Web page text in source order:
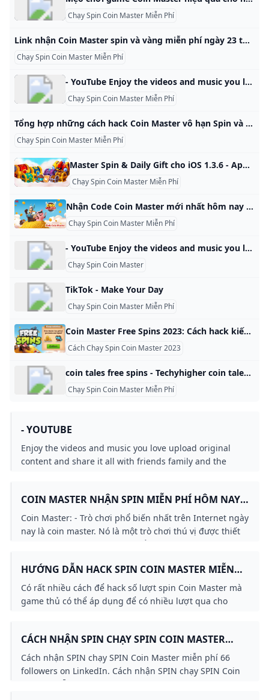
Chạy Spin Coin Master Miễn Phí
Link nhận Coin Master spin và vàng miễn phí ngày 23 tháng 10 mỗi ngày - PolyXGO Coin Master miễn phí vòng quay và vàng hôm nay ngày 23 tháng 10 Liên kết nhận spin được cập nhật mới mỗi ngày Game / Bởi An Nhiên Nếu bạn thắc mắc nhận spin coin master miễn phí ở đâu? hãy bookmark trang này lại nhé, tất cả link nhận spin Coin Master và vàng miễn phí hàng ngày đều tổng hợp trực tiếp từ nhà phát hành game Moon Active.
Chạy Spin Coin Master Miễn Phí
- YouTube Enjoy the videos and music you love, upload original content, and share it all with friends, family, and the world on YouTube.
Chạy Spin Coin Master Miễn Phí
Tổng hợp những cách hack Coin Master vô hạn Spin và Coin mới nhất 2024 Các cách hack spin Coin Master vô hạn đơn giản và hiệu quả được Motgame tổng hợp mới nhất tại đây sẽ giúp bạn sở hữu lượng lớn Spin và Vàng, từ đó xây dựng ngôi làng của bạn trở nên mạnh mẽ hơn bao giờ hết! Hoàng Phúc
Chạy Spin Coin Master Miễn Phí
Master Spin & Daily Gift cho iOS 1.3.6 - App nhận spin Coin Master miễn phí Master Spin & Daily Gift cho iOS, Master Spin & Daily Gift là ứng dụng nhận thưởng Vòng quay miễn phí (Spin) và và vàng, sau đó chuyển thẳng vào game Coin Master Tải về 4,4 (5) Beep! StudioMiễn phí 12.731 Ngày:04/07/2024Yêu cầu:iOS 11.0 trở lênGiới thiệuThông sốTải vềMaster Spin & Daily Gift cho iOS là ứng dụng nhận thưởng Vòng quay miễn phí (Spin) và và vàng, sau đó chuyển thẳng vào game Coin Master để người chơi sử dụng.
Chạy Spin Coin Master Miễn Phí
Nhận Code Coin Master mới nhất hôm nay 21/08/2024 Nguyễn Kim Blog Cách nhận spin miễn phí, 1000 spin link mới nhất, coin master free spin, code coin master tháng 8/2024, thưởng vàng miễn phí cập nhật mới nhất hàng ngày. TP.HCMHà NộiBình DươngHải PhòngĐồng NaiQuảng NinhBà Rịa - Vũng TàuThái NguyênLâm ĐồngPhú ThọBình ThuậnNam ĐịnhTiền GiangThanh HóaBến TreNghệ AnVĩnh LongThừa Thiên HuếTrà VinhĐà NẵngAn GiangQuảng NgãiCần ThơBình ĐịnhKiên GiangGia LaiBạc LiêuĐắk LắkCà MauKhánh HòaBắc GiangBắc KạnBắc NinhBình PhướcCao BằngHà GiangHà NamHà TĩnhHải DươngHậu GiangHòa BìnhHưng YênKon TumLai ChâuLạng SơnLào CaiLong AnNinh BìnhNinh ThuậnPhú YênQuảng BìnhQuảng NamQuảng TrịSóc TrăngSơn LaTây NinhThái BìnhTuyên QuangVĩnh PhúcYên BáiĐắk NôngĐiện BiênĐồng Tháp
Chạy Spin Coin Master Miễn Phí
- YouTube Enjoy the videos and music you love, upload original content, and share it all with friends, family, and the world on YouTube.
Chạy Spin Coin Master
TikTok - Make Your Day
Chạy Spin Coin Master Miễn Phí
Coin Master Free Spins 2023: Cách hack kiếm nhiều Spin nhất Coin Master Free Spins 2023 - Cách hack Coin Master mới nhất, Cách để có nhiều Spin trong Coin Master năm 2020. Hãy cùng tham khảo nhé. Thành Hưngthứ sáu 29-12-2023 11:23:42 +07:000 bình luận|Coin Master Free Spins 2023 - Cách hack Coin Master mới nhất, Cách để có nhiều Spin trong Coin Master năm 2020. Hãy cùng tham khảo nhé. Quảng cáo Coin Master là một game xây dựng kết hợp hành động rất hấp dẫn.
Cách Chạy Spin Coin Master 2023
coin tales free spins - Techyhigher coin tales free spins,coin tales free spin,coin tales free spin 2023,coin tales free spin link.Coin Tales Free Spins Online Social Game is one of the most popu by rajanr228 8 ball pool free coins Big fish Billionaire Casino Bingo bash Bingo blitz Board kings free rolls Caesars casino Cash Frenzy Slots Free Coins Cashman casino free coins Coin Master free spin coin tales free spins crazy fox free spins Dice Dreams Free Rolls Double down casino DoubleU Casino Game of Thrones Games Gametwist slots free coins Gaminator Slots Free Coins and Spins Gift Gin Rummy Stars Free Coins Goldfish slots free coins heart of vegas free coins Hit it rich game House of fun island king free spin and coin Jackpot Master Slots Free Coins Jackpot party casino game Jackpot World Free Coins lotsa slots free coins Match Masters Free Coins Booster Mgm live slots free coins Monopoly GO free dice Monopoly slots My Vegas Slots Free Chips Pet master free spins Piggy go free spin and coins Pirate king Poker heat free chips Pop slots Quick hit casino slot Scatter slots Slotomania Slotpark free coins solitaire grand harvest free coins willy Wonka slots free coins wizard of oz slots World series of poker Zynga poker
Chạy Spin Coin Master Miễn Phí
- YOUTUBE
Enjoy the videos and music you love upload original
content and share it all with friends family and the
COIN MASTER NHẬN SPIN MIỄN PHÍ HÔM NAY
NĂM 2024
Coin Master: - Trò chơi phổ biến nhất trên Internet ngày
nay là coin master. Nó là một trò chơi thú vị được thiết
kế cho mọi người ở mọi lứa tuổi. Nó là một trò chơi
khác. Có một máy đánh bạc tạo ra …
HƯỚNG DẪN HACK SPIN COIN MASTER MIỄN
PHÍ DÀNH CHO NHỮNG NGƯỜI CHƠI KHÔNG
CÓ THỜI GIAN NHƯNG VẪN MUỐN QUAY
Có rất nhiều cách để hack số lượt spin Coin Master mà
game thủ có thể áp dụng để có nhiều lượt qua cho
CÁCH NHẬN SPIN CHẠY SPIN COIN MASTER
MIỄN PHÍ LINKEDIN
Cách nhận SPIN chạy SPIN Coin Master miễn phí 66
followers on LinkedIn. Cách nhận SPIN chạy SPIN Coin
Master miễn phí Cách nhận SPIN chạy SPIN Coin Master